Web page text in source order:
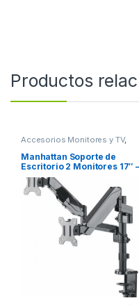
Productos
Accesorios Monitores y TV,
Manhattan Soporte de
Escritorio 2 Monitores 17″ –
32″, hasta 8Kg, Negro A 32
ESCRITORIO PISTON